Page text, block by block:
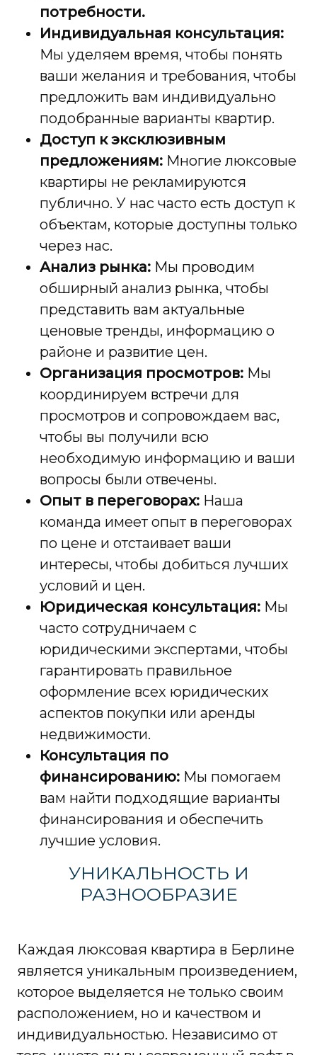
потребности.
Индивидуальная консультация:
Мы уделяем время, чтобы понять
ваши желания и требования, чтобы
предложить вам индивидуально
подобранные варианты квартир.
Доступ к эксклюзивным
предложениям: Многие люксовые
квартиры не рекламируются
публично. У нас часто есть доступ к
объектам, которые доступны только
через нас.
Анализ рынка: Мы проводим
обширный анализ рынка, чтобы
представить вам актуальные
ценовые тренды, информацию о
районе и развитие цен.
Организация просмотров: Мы
координируем встречи для
просмотров и сопровождаем вас,
чтобы вы получили всю
необходимую информацию и ваши
вопросы были отвечены.
Опыт в переговорах: Наша
команда имеет опыт в переговорах
по цене и отстаивает ваши
интересы, чтобы добиться лучших
условий и цен.
Юридическая консультация: Мы
часто сотрудничаем с
юридическими экспертами, чтобы
гарантировать правильное
оформление всех юридических
аспектов покупки или аренды
недвижимости.
Консультация по
финансированию: Мы помогаем
вам найти подходящие варианты
финансирования и обеспечить
лучшие условия.
УНИКАЛЬНОСТЬ И
РАЗНООБРАЗИЕ
Каждая люксовая квартира в Берлине
является уникальным произведением,
которое выделяется не только своим
расположением, но и качеством и
индивидуальностью. Независимо от